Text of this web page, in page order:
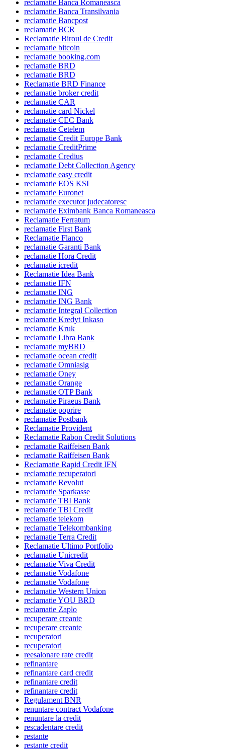
reclamatie Banca Romaneasca
reclamatie Banca Transilvania
reclamatie Bancpost
reclamatie BCR
Reclamatie Biroul de Credit
reclamatie bitcoin
reclamatie booking.com
reclamatie BRD
reclamatie BRD
Reclamatie BRD Finance
reclamatie broker credit
reclamatie CAR
reclamatie card Nickel
reclamatie CEC Bank
reclamatie Cetelem
reclamatie Credit Europe Bank
reclamatie CreditPrime
reclamatie Credius
reclamatie Debt Collection Agency
reclamatie easy credit
reclamatie EOS KSI
reclamatie Euronet
reclamatie executor judecatoresc
reclamatie Eximbank Banca Romaneasca
Reclamatie Ferratum
reclamatie First Bank
Reclamatie Flanco
reclamatie Garanti Bank
reclamatie Hora Credit
reclamatie icredit
Reclamatie Idea Bank
reclamatie IFN
reclamatie ING
reclamatie ING Bank
reclamatie Integral Collection
reclamatie Kredyt Inkaso
reclamatie Kruk
reclamatie Libra Bank
reclamatie myBRD
reclamatie ocean credit
reclamatie Omniasig
reclamatie Oney
reclamatie Orange
reclamatie OTP Bank
reclamatie Piraeus Bank
reclamatie poprire
reclamatie Postbank
Reclamatie Provident
Reclamatie Rabon Credit Solutions
reclamatie Raiffeisen Bank
reclamatie Raiffeisen Bank
Reclamatie Rapid Credit IFN
reclamatie recuperatori
reclamatie Revolut
reclamatie Sparkasse
reclamatie TBI Bank
reclamatie TBI Credit
reclamatie telekom
reclamatie Telekombanking
reclamatie Terra Credit
Reclamatie Ultimo Portfolio
reclamatie Unicredit
reclamatie Viva Credit
reclamatie Vodafone
reclamatie Vodafone
reclamatie Western Union
reclamatie YOU BRD
reclamatie Zaplo
recuperare creante
recuperare creante
recuperatori
recuperatori
reesalonare rate credit
refinantare
refinantare card credit
refinantare credit
refinantare credit
Regulament BNR
renuntare contract Vodafone
renuntare la credit
rescadentare credit
restante
restante credit